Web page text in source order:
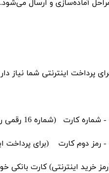
آماده‌سازی و ارسال می‏‌شود.
پرداخت اینترنتی شما نیاز
کارت (شماره 16 رقمی روی عابر بانک )
رمز دوم کارت (برای پرداخت
خرید اینترنتی) کارت بانکی